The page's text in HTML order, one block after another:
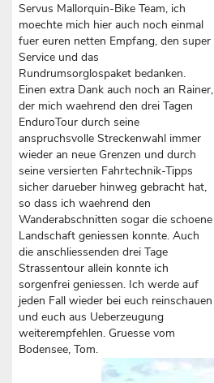
Servus Mallorquin-Bike Team, ich
moechte mich hier auch noch einmal
fuer euren netten Empfang, den super
Service und das
Rundrumsorglospaket bedanken.
Einen extra Dank auch noch an Rainer,
der mich waehrend den drei Tagen
EnduroTour durch seine
anspruchsvolle Streckenwahl immer
wieder an neue Grenzen und durch
seine versierten Fahrtechnik-Tipps
sicher darueber hinweg gebracht hat,
so dass ich waehrend den
Wanderabschnitten sogar die schoene
Landschaft geniessen konnte. Auch
die anschliessenden drei Tage
Strassentour allein konnte ich
sorgenfrei geniessen. Ich werde auf
jeden Fall wieder bei euch reinschauen
und euch aus Ueberzeugung
weiterempfehlen. Gruesse vom
Bodensee, Tom.